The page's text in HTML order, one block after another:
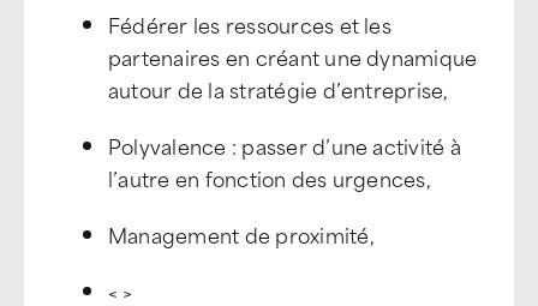
Fédérer les ressources et les
partenaires en créant une dynamique
autour de la stratégie d’entreprise,
Polyvalence : passer d’une activité à
l’autre en fonction des urgences,
Management de proximité,
< >